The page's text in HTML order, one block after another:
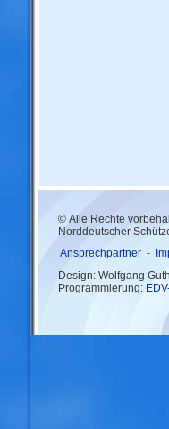
© Alle Rechte
Norddeutscher
Ansprechpartner -
Design: Wolfgang
Programmierung: